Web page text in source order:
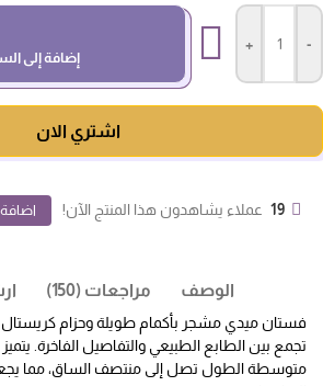
إضافة إلى
اشتري الان
19 عملاء يشاهدون هذا المنتج الآن! اضافة
الوصف مراجعات (150)
فستان ميدي مشجر بأكمام طويلة وحزام كريستال
تجمع بين الطابع الطبيعي والتفاصيل الفاخرة.
متوسطة الطول تصل إلى منتصف الساق، مما